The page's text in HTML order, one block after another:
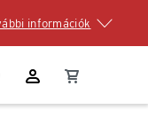
információk